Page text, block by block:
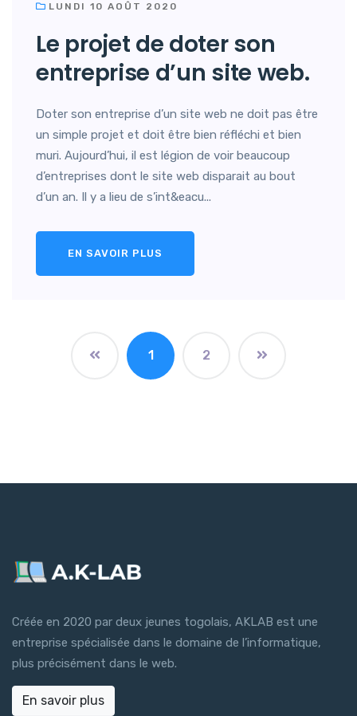
LUNDI 10 AOÛT 2020
Le projet de doter son
entreprise d’un site web.
Doter son entreprise d’un site web ne doit pas être
un simple projet et doit être bien réfléchi et bien
muri. Aujourd’hui, il est légion de voir beaucoup
d’entreprises dont le site web disparait au bout
d’un an. Il y a lieu de s’int&eacu...
EN SAVOIR PLUS
1 2
Créée en 2020 par deux jeunes togolais, AKLAB est une
entreprise spécialisée dans le domaine de l’informatique,
plus précisément dans le web.
En savoir plus